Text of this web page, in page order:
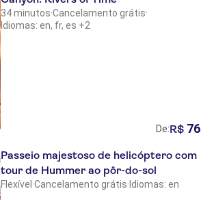
34 minutos·Cancelamento grátis·
Idiomas: en, fr, es +2
De:R$ 76
Passeio majestoso de helicóptero com
tour de Hummer ao pôr-do-sol
Flexível ·Cancelamento grátis· Idiomas: en